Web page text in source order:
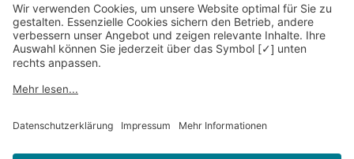
Kontakt
Datenschutz
Newsletter